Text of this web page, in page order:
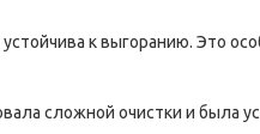
к выгоранию. Это
сложной очистки и была